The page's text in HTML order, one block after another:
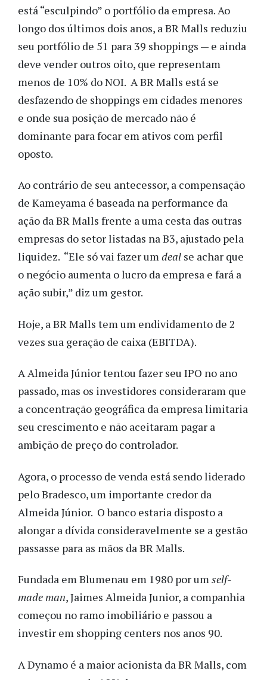
está “esculpindo” o portfólio da empresa. Ao
longo dos últimos dois anos, a BR Malls reduziu
seu portfólio de 51 para 39 shoppings — e ainda
deve vender outros oito, que representam
menos de 10% do NOI. A BR Malls está se
desfazendo de shoppings em cidades menores
e onde sua posição de mercado não é
dominante para focar em ativos com perfil
oposto.
Ao contrário de seu antecessor, a compensação
de Kameyama é baseada na performance da
ação da BR Malls frente a uma cesta das outras
empresas do setor listadas na B3, ajustado pela
liquidez. “Ele só vai fazer umdeal se achar que
o negócio aumenta o lucro da empresa e fará a
ação subir,” diz um gestor.
Hoje, a BR Malls tem um endividamento de 2
vezes sua geração de caixa (EBITDA).
A Almeida Júnior tentou fazer seu IPO no ano
passado, mas os investidores consideraram que
a concentração geográfica da empresa limitaria
seu crescimento e não aceitaram pagar a
ambição de preço do controlador.
Agora, o processo de venda está sendo liderado
pelo Bradesco, um importante credor da
Almeida Júnior. O banco estaria disposto a
alongar a dívida consideravelmente se a gestão
passasse para as mãos da BR Malls.
Fundada em Blumenau em 1980 por umself-
made man, Jaimes Almeida Junior, a companhia
começou no ramo imobiliário e passou a
investir em shopping centers nos anos 90.
A Dynamo é a maior acionista da BR Malls, com